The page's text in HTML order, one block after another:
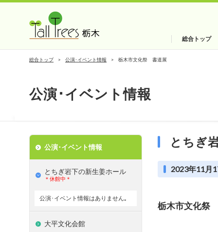
総合トップ
総合トップ 公演･イベント情報 栃木市文化祭 書道展
公演･イベント情報
とちぎ
2023年11月
栃木市文化祭
公演･イベント情報
とちぎ岩下の新⽣姜ホール
＊休館中＊
公演･イベント情報はありません｡
大平文化会館